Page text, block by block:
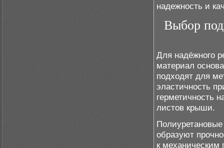
надежность и
Выбор
Для надёжного
материал
подходят для
эластичность
герметичность
листов крыши.
образуют
к механическим